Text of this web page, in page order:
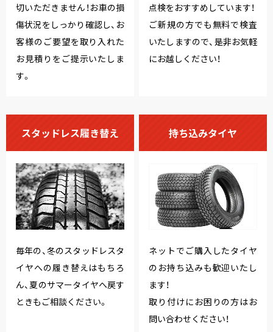
切いただきません！お車の損
傷状況をしっかり確認し、お
客様のご要望を取り入れた
お見積りをご提示いたしま
す。
点検をおすすめしています！
ご新規の方でも無料で検査
いたしますので、是非お気軽
にお越しください！
スタッドレス履き替え
毎年の、冬のスタッドレスタ
イヤへの履き替えはもちろ
ん、夏のサマータイヤへ戻す
ときもご相談ください。
持ち込みタイヤ
ネットでご購入したタイヤ
のお持ち込みも歓迎いたし
ます！
取り付けにお困りの方はお
問い合わせください！